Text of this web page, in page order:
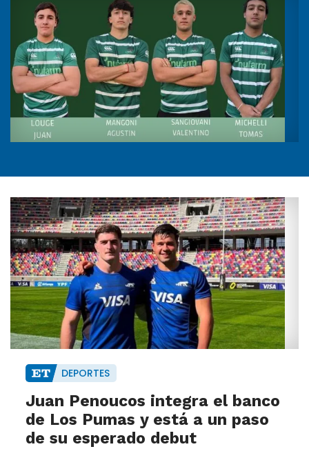
DEPORTES
Juan Penoucos integra el banco
de Los Pumas y está a un paso
de su esperado debut